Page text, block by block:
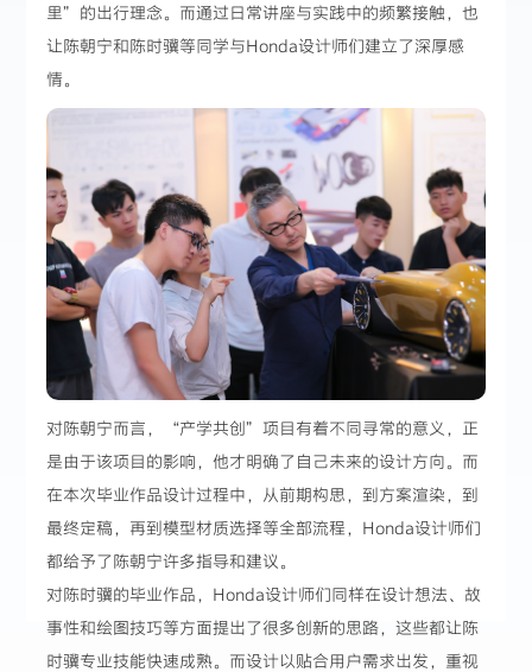
里”的出行理念。而通过日常讲座与实践中的频繁接触，也
让陈朝宁和陈时骥等同学与Honda设计师们建立了深厚感
情。
对陈朝宁而言，“产学共创”项目有着不同寻常的意义，正
是由于该项目的影响，他才明确了自己未来的设计方向。而
在本次毕业作品设计过程中，从前期构思，到方案渲染，到
最终定稿，再到模型材质选择等全部流程，Honda设计师们
都给予了陈朝宁许多指导和建议。
对陈时骥的毕业作品，Honda设计师们同样在设计想法、故
事性和绘图技巧等方面提出了很多创新的思路，这些都让陈
时骥专业技能快速成熟。而设计以贴合用户需求出发，重视